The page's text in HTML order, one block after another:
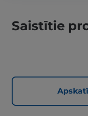
Saistītie